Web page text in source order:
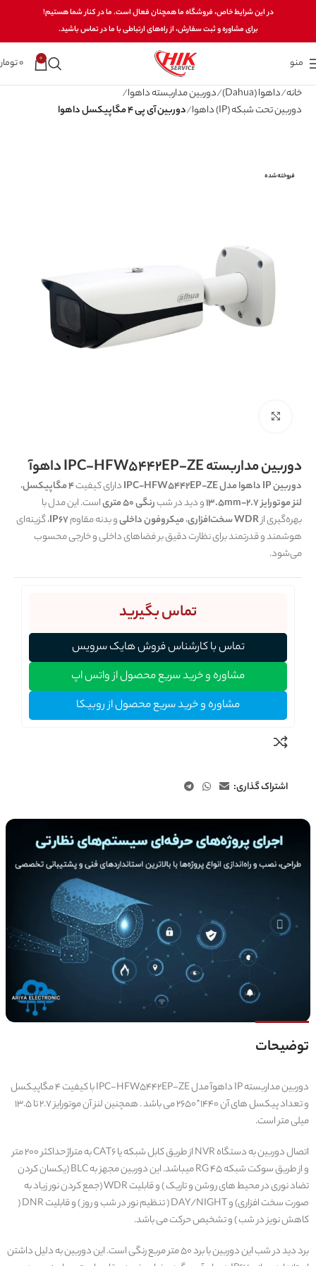
در این شرایط خاص، فروشگاه ما همچنان فعال است. ما در کنار شما هستیم!
برای مشاوره و ثبت سفارش، از راه‌های ارتباطی با ما در تماس باشید.
منو 0
0
خانه داهوا (Dahua)
دوربین مداربسته داهوا
دوربین تحت شبکه (IP) داهوا
دوربین آی پی 4 مگاپیکسل داهوا
فروخته شده
دوربین مداربسته IPC-HFW5442EP-ZE داهوآ
دوربین IP داهوا مدل IPC-HFW5442EP-ZE دارای کیفیت4 مگاپیکسل
،
لنز موتورایز 2.7-13.5mm
و دید در شبرنگی 50 متری
است. این مدل با
بهره‌گیری ازWDR سخت‌افزاری ،میکروفون داخلیو بدنه مقاومIP67، گزینه‌ای
هوشمند و قدرتمند برای نظارت دقیق بر فضاهای داخلی و خارجی محسوب
می‌شود.
تماس بگیرید
تماس با کارشناس فروش هایک سرویس
مشاوره و خرید سریع محصول از واتس اپ
مشاوره و خرید سریع محصول از روبیکا
اشتراک گذاری:
توضیحات
دوربین مداربسته IP داهوآ مدل IPC-HFW5442EP-ZE با کیفیت 4 مگاپیکسل
و تعداد پیکسل‌ های آن 1440*2650 می باشد . همچنین لنز آن موتورایز 2.7 تا 13.5
میلی متر است.
اتصال دوربین به دستگاه NVR از طریق کابل شبکه یا CAT6 به متراژ حداکثر 200 متر
و از طریق سوکت شبکه RG 45 میباشد. این دوربین مجهز به BLC (یکسان کردن
تضاد نوری در محیط های روشن و تاریک ) و قابلیت WDR (جمع کردن نور زیاد به
صورت سخت افزاری) و DAY/NIGHT ( تنظیم نور در شب و روز ) و قابلیت DNR (
کاهش نویز در شب ) و تشخیص حرکت می باشد.
برد دید در شب این دوربین با برد 50 متر مربع رنگی است. این دوربین به دلیل داشتن